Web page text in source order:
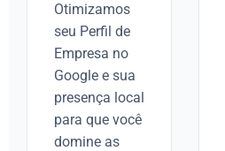
Otimizamos
seu Perfil de
Empresa no
Google e sua
presença local
para que você
domine as